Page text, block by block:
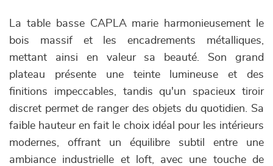
La table basse CAPLA marie harmonieusement le
bois massif et les encadrements métalliques,
mettant ainsi en valeur sa beauté. Son grand
plateau présente une teinte lumineuse et des
finitions impeccables, tandis qu'un spacieux tiroir
discret permet de ranger des objets du quotidien. Sa
faible hauteur en fait le choix idéal pour les intérieurs
modernes, offrant un équilibre subtil entre une
ambiance industrielle et loft, avec une touche de